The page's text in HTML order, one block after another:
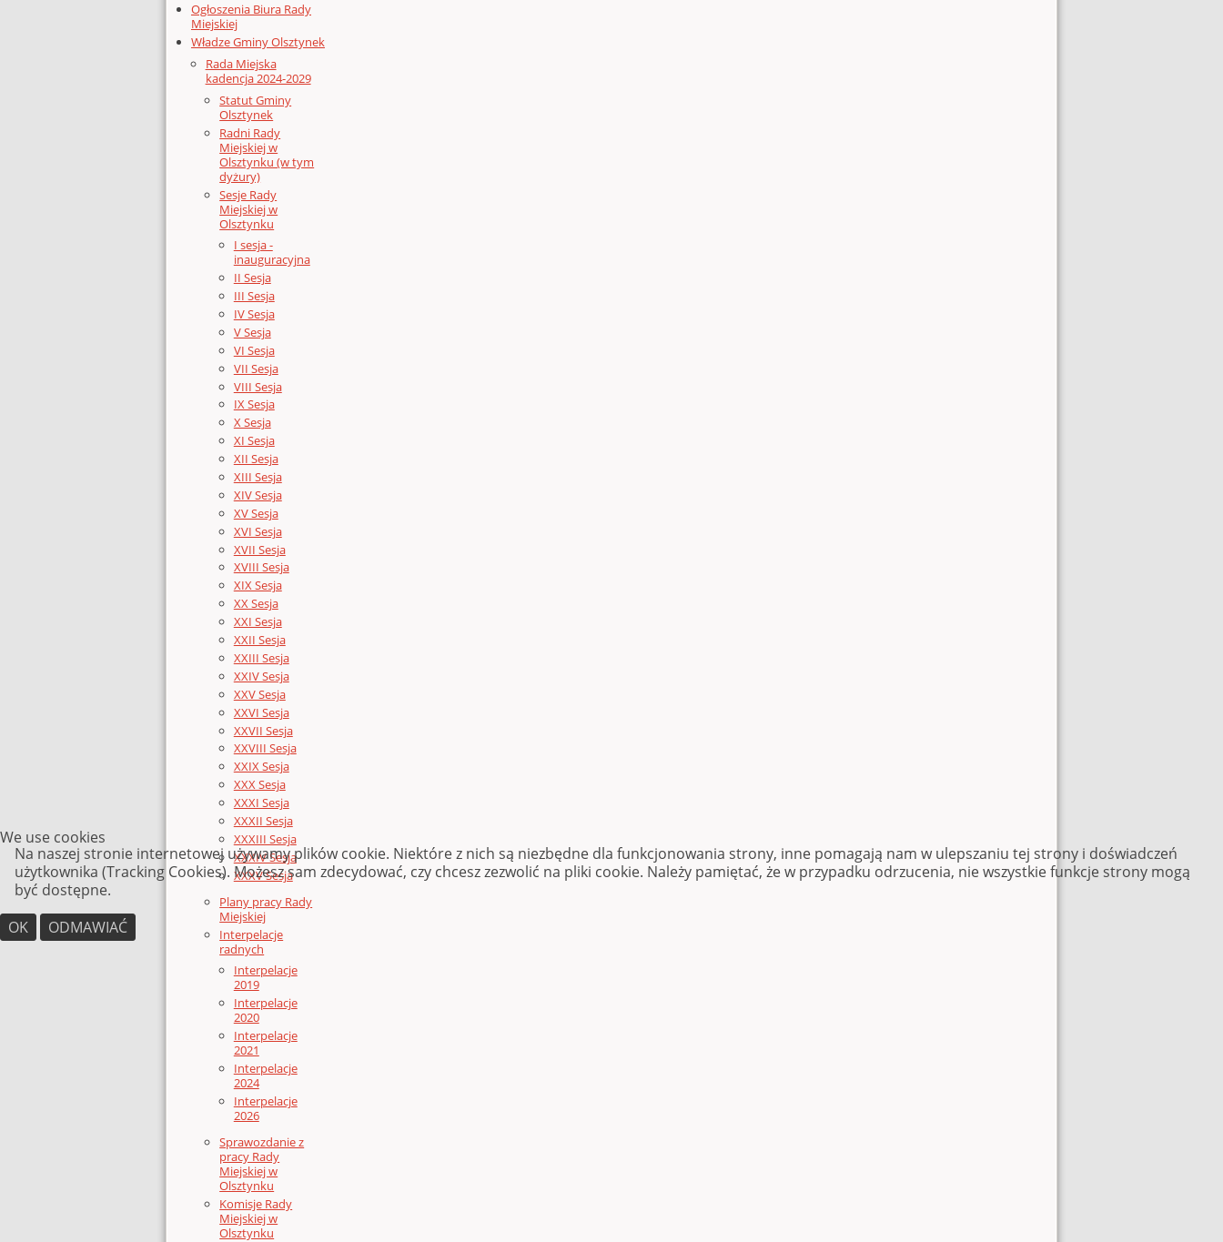
Ogłoszenia Biura Rady
Miejskiej
Władze Gminy Olsztynek
Rada Miejska
kadencja 2024-2029
Statut Gminy
Olsztynek
Radni Rady
Miejskiej w
Olsztynku (w tym
dyżury)
Sesje Rady
Miejskiej w
Olsztynku
I sesja -
inauguracyjna
II Sesja
III Sesja
IV Sesja
V Sesja
VI Sesja
VII Sesja
VIII Sesja
IX Sesja
X Sesja
XI Sesja
XII Sesja
XIII Sesja
XIV Sesja
XV Sesja
XVI Sesja
XVII Sesja
XVIII Sesja
XIX Sesja
XX Sesja
XXI Sesja
XXII Sesja
XXIII Sesja
XXIV Sesja
XXV Sesja
XXVI Sesja
XXVII Sesja
XXVIII Sesja
XXIX Sesja
XXX Sesja
XXXI Sesja
XXXII Sesja
XXXIII Sesja
XXXIV Sesja
XXXV Sesja
Plany pracy Rady
Miejskiej
Interpelacje
radnych
Interpelacje
2019
Interpelacje
2020
Interpelacje
2021
Interpelacje
2024
Interpelacje
2026
Sprawozdanie z
pracy Rady
Miejskiej w
Olsztynku
Komisje Rady
Miejskiej w
Olsztynku
We use cookies
Na naszej stronie internetowej używamy plików cookie. Niektóre z nich są niezbędne dla funkcjonowania strony, inne pomagają nam w ulepszaniu tej strony i doświadczeń
użytkownika (Tracking Cookies). Możesz sam zdecydować, czy chcesz zezwolić na pliki cookie. Należy pamiętać, że w przypadku odrzucenia, nie wszystkie funkcje strony mogą
być dostępne.
OK
ODMAWIAĆ